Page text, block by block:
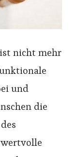
nicht mehr
und
die